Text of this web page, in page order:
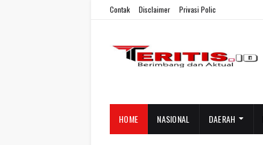
Contak Disclaimer Privasi Polic
HOME NASIONAL DAERAH